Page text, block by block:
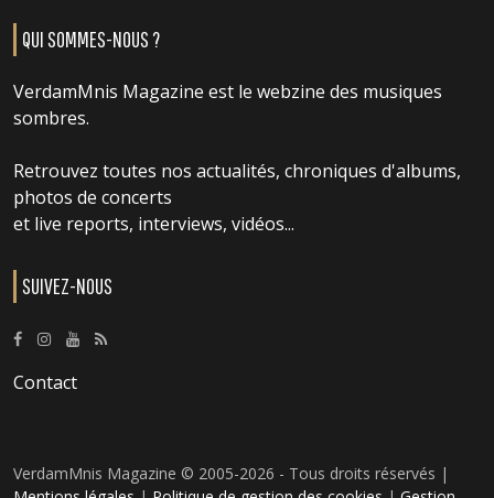
QUI SOMMES-NOUS ?
VerdamMnis Magazine est le webzine des musiques
sombres.
Retrouvez toutes nos actualités, chroniques d'albums,
photos de concerts
et live reports, interviews, vidéos...
SUIVEZ-NOUS
Contact
VerdamMnis Magazine © 2005-2026 - Tous droits réservés |